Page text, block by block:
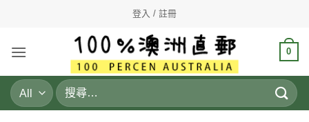
登入 / 註冊
0
搜
尋